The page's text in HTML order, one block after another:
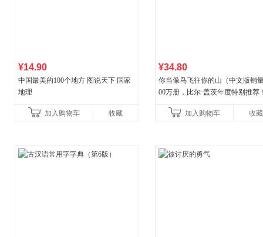
¥14.90
中国最美的100个地方 图说天下 国家
地理
加入购物车 收藏
¥34.80
你当像鸟飞往你的山（中文版销
00万册，比尔·盖茨年度特别推荐
比你听说的还要
加入购物车 收藏